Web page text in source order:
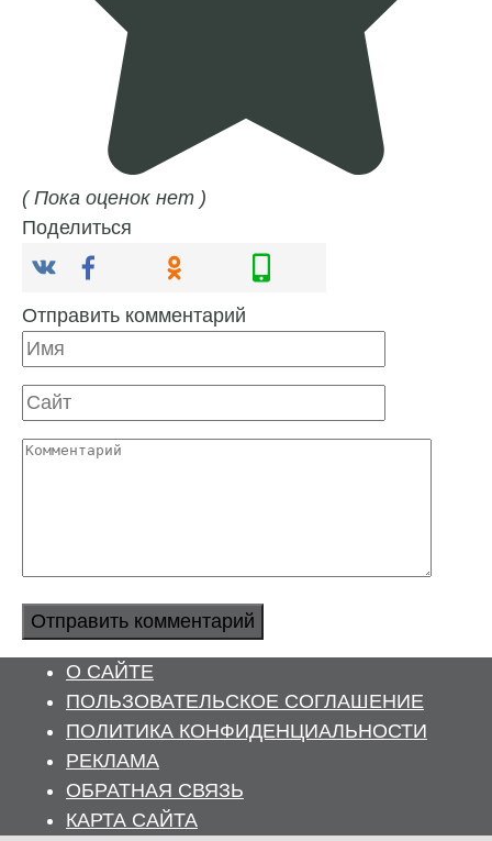
( Пока оценок нет )
Поделиться
Отправить комментарий
Имя
Сайт
Комментарий
О САЙТЕ
ПОЛЬЗОВАТЕЛЬСКОЕ СОГЛАШЕНИЕ
ПОЛИТИКА КОНФИДЕНЦИАЛЬНОСТИ
РЕКЛАМА
ОБРАТНАЯ СВЯЗЬ
КАРТА САЙТА